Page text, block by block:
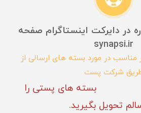
در دایرکت اینستاگرام صفحه
synapsi.ir
مناسب در مورد بسته های ارسالی از
شرکت پست
بسته های پستی را
تحویل بگیرید.